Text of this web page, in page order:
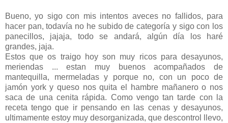
Bueno, yo sigo con mis intentos aveces no fallidos, para
hacer pan, todavía no he subido de categoría y sigo con los
panecillos, jajaja, todo se andará, algún día los haré
grandes, jaja.
Estos que os traigo hoy son muy ricos para desayunos,
meriendas ... estan muy buenos acompañados de
mantequilla, mermeladas y porque no, con un poco de
jamón york y queso nos quita el hambre mañanero o nos
saca de una cenita rápida. Como vengo tan tarde con la
receta tengo que ir pensando en las cenas y desayunos,
ultimamente estoy muy desorganizada, que descontrol llevo,